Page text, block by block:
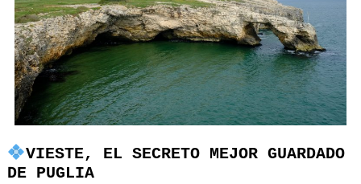
VIESTE, EL SECRETO MEJOR GUARDADO
DE PUGLIA